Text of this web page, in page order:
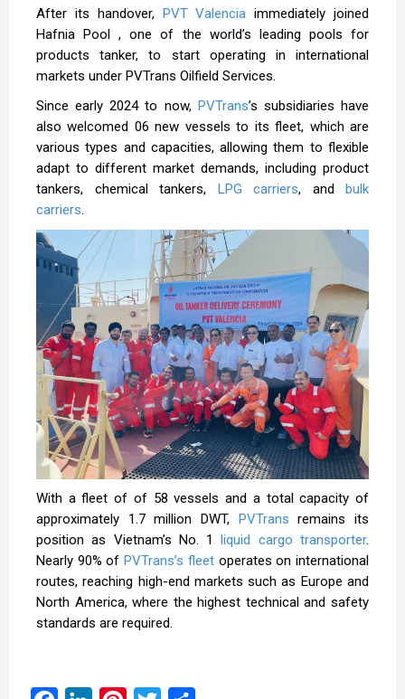
After its handover, PVT Valencia immediately joined
Hafnia Pool , one of the world’s leading pools for
products tanker, to start operating in international
markets under PVTrans Oilfield Services.
Since early 2024 to now, PVTrans’s subsidiaries have
also welcomed 06 new vessels to its fleet, which are
various types and capacities, allowing them to flexible
adapt to different market demands, including product
tankers, chemical tankers, LPG carriers, and bulk
carriers.
With a fleet of of 58 vessels and a total capacity of
approximately 1.7 million DWT, PVTrans remains its
position as Vietnam’s No. 1liquid cargo transporter.
Nearly 90% ofPVTrans’s fleetoperates on international
routes, reaching high-end markets such as Europe and
North America, where the highest technical and safety
standards are required.